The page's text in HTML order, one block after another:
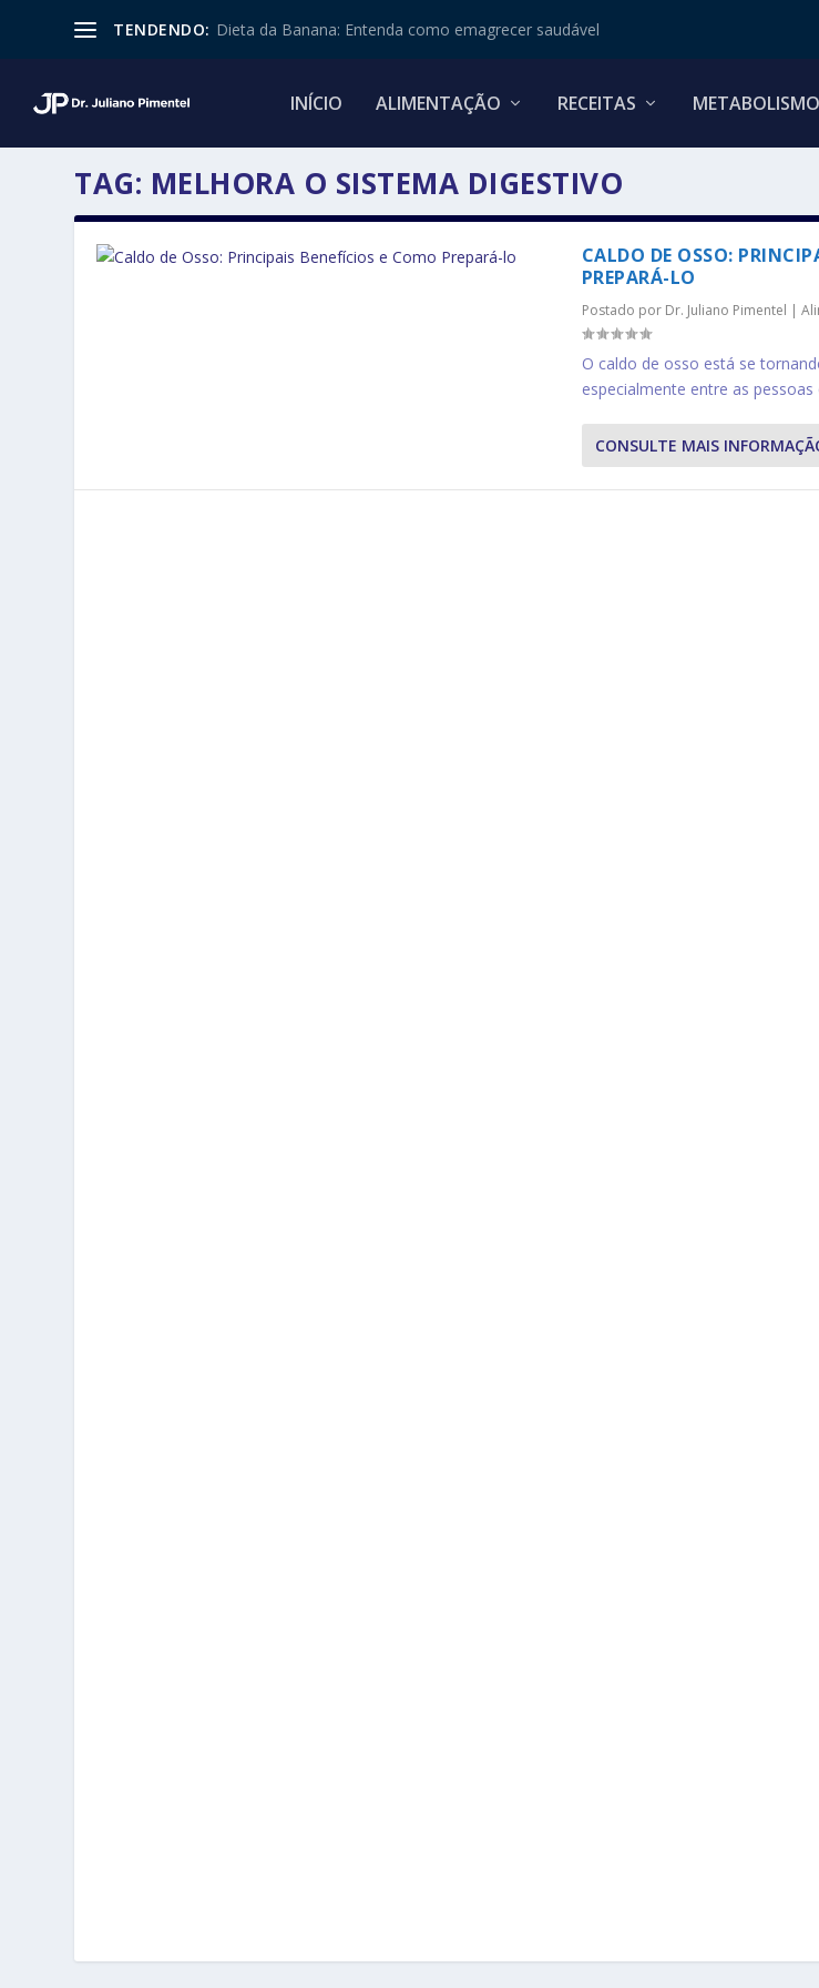
TENDENDO: Dieta da Banana: Entenda como emagrecer saudável
INÍCIO ALIMENTAÇÃO RECEITAS METABOLISMO
TAG: MELHORA O SISTEMA DIGESTIVO
CALDO DE OSSO:
PREPARÁ-LO
Postado por Dr. Juliano Pimentel |
O caldo de osso está se
especialmente entre as pessoas
CONSULTE MAIS